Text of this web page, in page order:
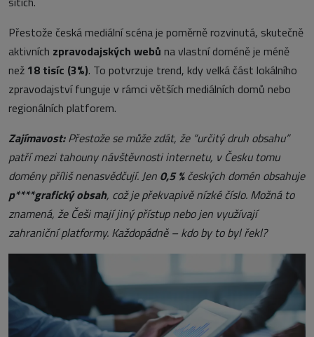
Přestože česká mediální scéna je poměrně rozvinutá, skutečně
aktivních zpravodajských webů na vlastní doméně je méně
než 18 tisíc (3%). To potvrzuje trend, kdy velká část lokálního
zpravodajství funguje v rámci větších mediálních domů nebo
regionálních platforem.
Zajímavost:Přestože se může zdát, že “určitý druh obsahu”
patří mezi tahouny návštěvnosti internetu, v Česku tomu
domény příliš nenasvědčují. Jen 0,5 %českých domén obsahuje
p****grafický obsah, což je překvapivě nízké číslo. Možná to
znamená, že Češi mají jiný přístup nebo jen využívají
zahraniční platformy. Každopádně – kdo by to byl řekl?